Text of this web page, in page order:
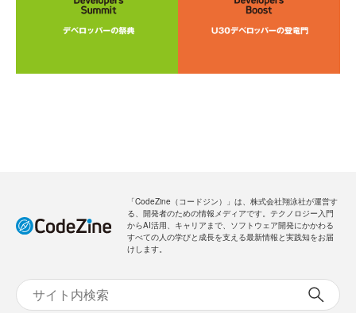
「CodeZine（コードジン）」は、株式会社翔泳社が運営す
る、開発者のための情報メディアです。テクノロジー入門
からAI活用、キャリアまで、ソフトウェア開発にかかわる
すべての人の学びと成長を支える最新情報と実践知をお届
けします。